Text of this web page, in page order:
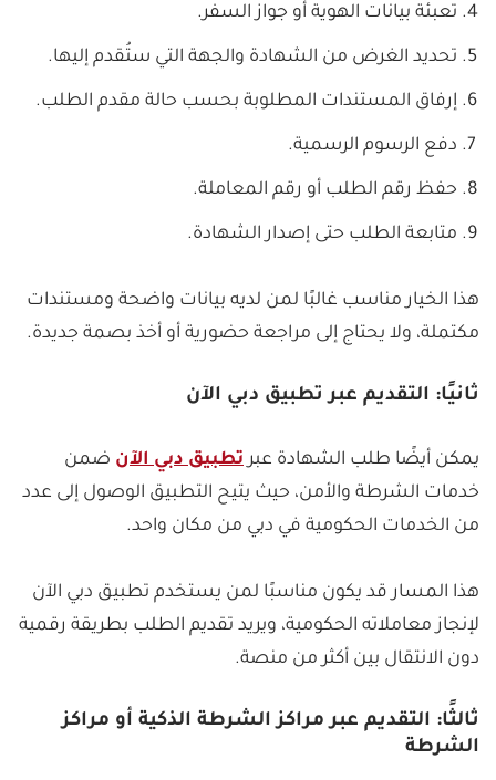
تعبئة بيانات الهوية أو جواز السفر.
تحديد الغرض من الشهادة والجهة التي ستُقدم إليها.
إرفاق المستندات المطلوبة بحسب حالة مقدم الطلب.
دفع الرسوم الرسمية.
حفظ رقم الطلب أو رقم المعاملة.
متابعة الطلب حتى إصدار الشهادة.
هذا الخيار مناسب غالبًا لمن لديه بيانات واضحة ومستندات
مكتملة، ولا يحتاج إلى مراجعة حضورية أو أخذ بصمة جديدة.
ثانيًا: التقديم عبر تطبيق دبي الآن
يمكن أيضًا طلب الشهادة عبر تطبيق دبي الآن ضمن
خدمات الشرطة والأمن، حيث يتيح التطبيق الوصول إلى عدد
من الخدمات الحكومية في دبي من مكان واحد.
هذا المسار قد يكون مناسبًا لمن يستخدم تطبيق دبي الآن
لإنجاز معاملاته الحكومية، ويريد تقديم الطلب بطريقة رقمية
دون الانتقال بين أكثر من منصة.
ثالثًا: التقديم عبر مراكز الشرطة الذكية أو مراكز
الشرطة